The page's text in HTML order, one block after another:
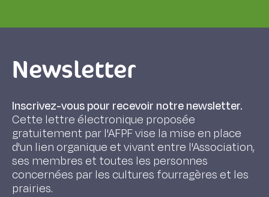
Newsletter
Inscrivez-vous pour recevoir notre newsletter.
Cette lettre électronique proposée
gratuitement par l'AFPF vise la mise en place
d'un lien organique et vivant entre l'Association,
ses membres et toutes les personnes
concernées par les cultures fourragères et les
prairies.